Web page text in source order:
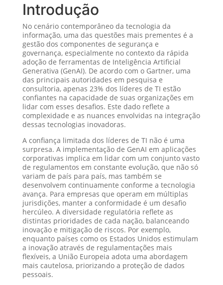
Introdução
No cenário contemporâneo da tecnologia da
informação, uma das questões mais prementes é a
gestão dos componentes de segurança e
governança, especialmente no contexto da rápida
adoção de ferramentas de Inteligência Artificial
Generativa (GenAI). De acordo com o Gartner, uma
das principais autoridades em pesquisa e
consultoria, apenas 23% dos líderes de TI estão
confiantes na capacidade de suas organizações em
lidar com esses desafios. Este dado reflete a
complexidade e as nuances envolvidas na integração
dessas tecnologias inovadoras.
A confiança limitada dos líderes de TI não é uma
surpresa. A implementação de GenAI em aplicações
corporativas implica em lidar com um conjunto vasto
de regulamentos em constante evolução, que não só
variam de país para país, mas também se
desenvolvem continuamente conforme a tecnologia
avança. Para empresas que operam em múltiplas
jurisdições, manter a conformidade é um desafio
hercúleo. A diversidade regulatória reflete as
distintas prioridades de cada nação, balanceando
inovação e mitigação de riscos. Por exemplo,
enquanto países como os Estados Unidos estimulam
a inovação através de regulamentações mais
flexíveis, a União Europeia adota uma abordagem
mais cautelosa, priorizando a proteção de dados
pessoais.